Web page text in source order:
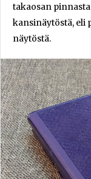
takaosan
kansinäytöstä, eli
näytöstä.